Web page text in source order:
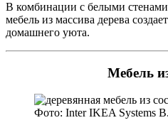
В комбинации с белыми
мебель из массива дерева
домашнего уюта.
Мебель
Фото: Inter IKEA Systems